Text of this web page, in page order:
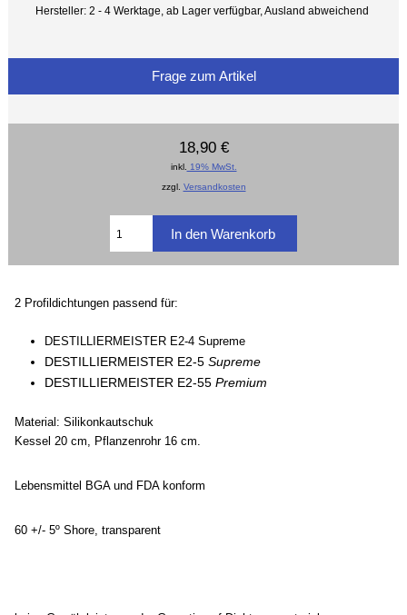
Hersteller: 2 - 4 Werktage, ab Lager verfügbar, Ausland abweichend
Frage zum Artikel
18,90 €
inkl. 19% MwSt.
zzgl. Versandkosten
2 Profildichtungen passend für:
DESTILLIERMEISTER E2-4 Supreme
DESTILLIERMEISTER E2-5Supreme
DESTILLIERMEISTER E2-55Premium
Material: Silikonkautschuk
Kessel 20 cm, Pflanzenrohr 16 cm.
Lebensmittel BGA und FDA konform
60 +/- 5º Shore, transparent